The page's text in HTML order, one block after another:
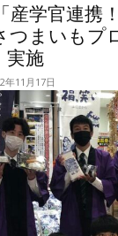
産学官連携
つまいもプ
実施
年11月17日